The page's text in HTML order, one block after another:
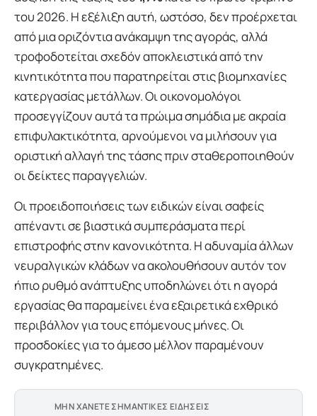
του 2026. Η εξέλιξη αυτή, ωστόσο, δεν προέρχεται
από μια οριζόντια ανάκαμψη της αγοράς, αλλά
τροφοδοτείται σχεδόν αποκλειστικά από την
κινητικότητα που παρατηρείται στις βιομηχανίες
κατεργασίας μετάλλων. Οι οικονομολόγοι
προσεγγίζουν αυτά τα πρώιμα σημάδια με ακραία
επιφυλακτικότητα, αρνούμενοι να μιλήσουν για
οριστική αλλαγή της τάσης πριν σταθεροποιηθούν
οι δείκτες παραγγελιών.
Οι προειδοποιήσεις των ειδικών είναι σαφείς
απέναντι σε βιαστικά συμπεράσματα περί
επιστροφής στην κανονικότητα. Η αδυναμία άλλων
νευραλγικών κλάδων να ακολουθήσουν αυτόν τον
ήπιο ρυθμό ανάπτυξης υποδηλώνει ότι η αγορά
εργασίας θα παραμείνει ένα εξαιρετικά εχθρικό
περιβάλλον για τους επόμενους μήνες. Οι
προσδοκίες για το άμεσο μέλλον παραμένουν
συγκρατημένες.
ΜΗΝ ΧΑΝΕΤΕ ΣΗΜΑΝΤΙΚΕΣ ΕΙΔΗΣΕΙΣ